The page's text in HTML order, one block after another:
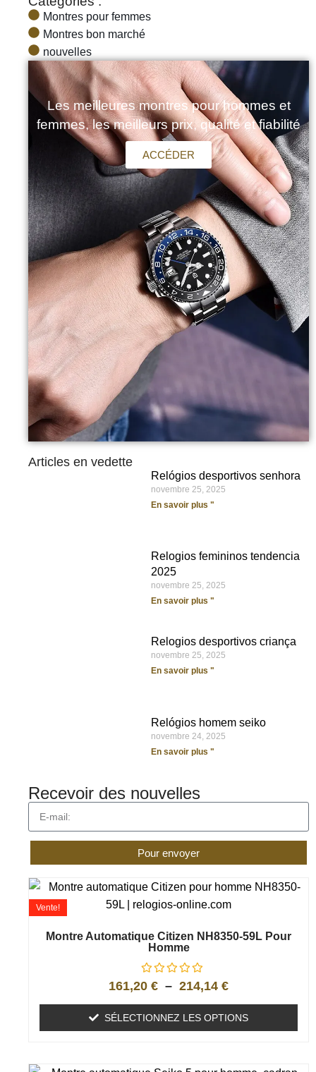
Montres pour femmes
Montres bon marché
nouvelles
Les meilleures montres pour hommes et
femmes, les meilleurs prix, qualité et fiabilité
ACCÉDER
Articles en vedette
Relógios desportivos senhora
novembre 25, 2025
En savoir plus "
Relogios femininos tendencia
2025
novembre 25, 2025
En savoir plus "
Relogios desportivos criança
novembre 25, 2025
En savoir plus "
Relógios homem seiko
novembre 24, 2025
En savoir plus "
Recevoir des nouvelles
Pour envoyer
Montre Automatique Citizen NH8350-59L Pour
Homme
Vente!
161,20 € – 214,14 €
SÉLECTIONNEZ LES OPTIONS